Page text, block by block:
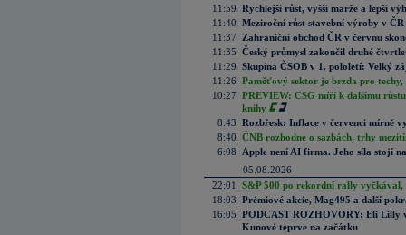
11:59 Rychlejší růst, vyšší marže a lepší
11:40 Meziroční růst stavební výroby v
11:37
Zahraniční obchod ČR v červnu
11:35 Český průmysl zakončil druhé
11:29 Skupina ČSOB v 1. pololetí: Velký
11:26 Paměťový sektor je brzda pro techy,
10:27 PREVIEW: CSG míří k dalšímu
knihy
8:43 Rozbřesk: Inflace v červenci mírně
8:40 ČNB rozhodne o sazbách, trhy
6:08
Apple není AI firma. Jeho síla stojí
05.08.2026
22:01
S&P 500 po rekordní rally vyčkával,
18:03 Prémiové akcie, Mag495 a další
16:05 PODCAST ROZHOVORY: Eli Lilly
Kunové teprve na začátku